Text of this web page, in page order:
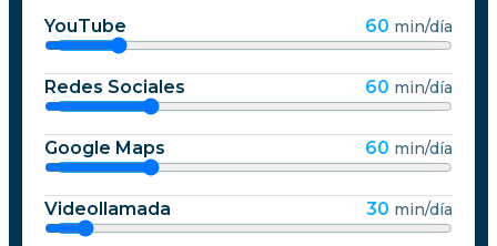
YouTube 60 min/día
Redes Sociales 60 min/día
Google Maps 60 min/día
Videollamada 30 min/día